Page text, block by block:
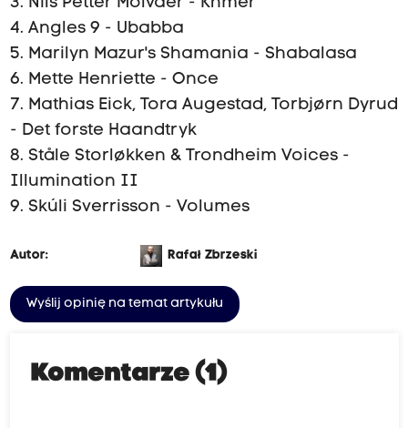
4. Angles 9 - Ubabba
5. Marilyn Mazur's Shamania - Shabalasa
6. Mette Henriette - Once
7. Mathias Eick, Tora Augestad, Torbjørn Dyrud
- Det forste Haandtryk
8. Ståle Storløkken & Trondheim Voices -
Illumination II
9. Skúli Sverrisson - Volumes
Autor: Rafał Zbrzeski
Wyślij opinię na temat artykułu
Komentarze (1)